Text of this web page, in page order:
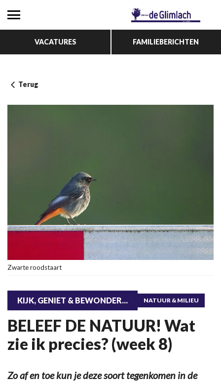
VACATURES FAMILIEBERICHTEN
Terug
Zwarte roodstaart
KIJK, GENIET & BEWONDER... NATUUR & MILIEU
BELEEF DE NATUUR! Wat
zie ik precies? (week 8)
Zo af en toe kun je deze soort tegenkomen in de